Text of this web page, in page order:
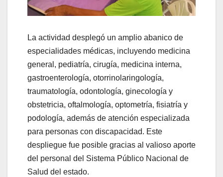
La actividad desplegó un amplio abanico de
especialidades médicas, incluyendo medicina
general, pediatría, cirugía, medicina interna,
gastroenterología, otorrinolaringología,
traumatología, odontología, ginecología y
obstetricia, oftalmología, optometría, fisiatría y
podología, además de atención especializada
para personas con discapacidad. Este
despliegue fue posible gracias al valioso aporte
del personal del Sistema Público Nacional de
Salud del estado.